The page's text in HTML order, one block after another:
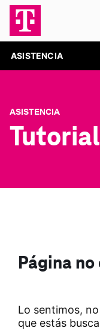
ASISTENCIA
ASISTENCIA